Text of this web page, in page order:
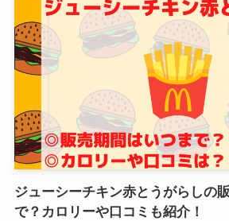
ジューシーチキン赤とうがらしの
で？カロリーや口コミも紹介！